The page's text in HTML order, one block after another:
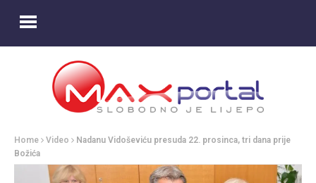
Home Video
Nadanu Vidoševiću presuda 22. prosinca, tri dana prije
Božića